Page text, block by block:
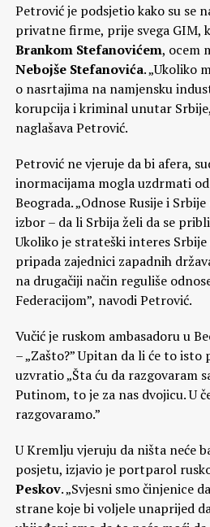
Petrović je podsjetio kako su se
privatne firme, prije svega GIM,
Brankom Stefanovićem, ocem
Nebojše Stefanovića. „Ukoliko
o nasrtajima na namjensku
korupcija i kriminal unutar
naglašava Petrović.
Petrović ne vjeruje da bi afera,
inormacijama mogla uzdrmati
Beograda. „Odnose Rusije i
izbor – da li Srbija želi da se
Ukoliko je strateški interes Srbije
pripada zajednici zapadnih
na drugačiji način reguliše
Federacijom”, navodi Petrović.
Vučić je ruskom ambasadoru u
– „Zašto?” Upitan da li će to
uzvratio „Šta ću da razgovaram
Putinom, to je za nas dvojicu. U
razgovaramo.”
U Kremlju vjeruju da ništa neće
posjetu, izjavio je portparol
Peskov. „Svjesni smo činjenice
strane koje bi voljele unaprijed